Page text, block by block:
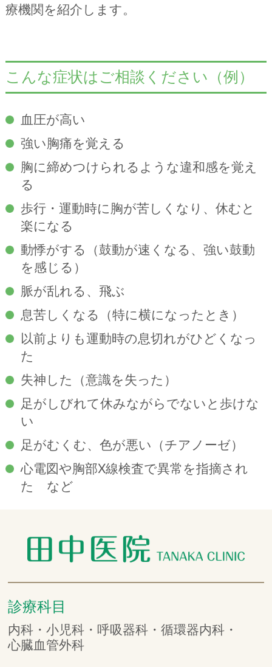
療機関を紹介します。
こんな症状はご相談ください（例）
血圧が高い
強い胸痛を覚える
胸に締めつけられるような違和感を覚え
る
歩行・運動時に胸が苦しくなり、休むと
楽になる
動悸がする（鼓動が速くなる、強い鼓動
を感じる）
脈が乱れる、飛ぶ
息苦しくなる（特に横になったとき）
以前よりも運動時の息切れがひどくなっ
た
失神した（意識を失った）
足がしびれて休みながらでないと歩けな
い
足がむくむ、色が悪い（チアノーゼ）
心電図や胸部X線検査で異常を指摘され
た など
診療科目
内科・小児科・呼吸器科・循環器内科・
心臓血管外科